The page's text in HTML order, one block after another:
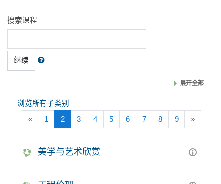
搜索课程
继续
展开全部
浏览所有子类别
«前一页
1 2(当前)
3 4 5 6 7 8 9 »下一页
美学与艺术欣赏